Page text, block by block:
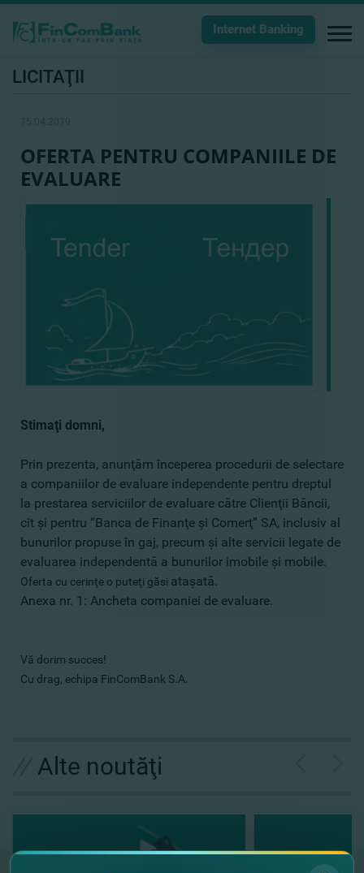
Internet Banking
LICITAŢII
15.04.2019
OFERTA PENTRU COMPANIILE DE
EVALUARE
Stimaţi domni,
Prin prezenta, anunţăm începerea procedurii de selectare
a companiilor de evaluare independente pentru dreptul
la prestarea serviciilor de evaluare către Clienţii Băncii,
cît şi pentru “Banca de Finanţe şi Comerţ” SA, inclusiv al
bunurilor propuse în gaj, precum şi alte servicii legate de
evaluarea independentă a bunurilor imobile şi mobile.
Oferta cu cerinţe o puteţi găsi ataşată.
Anexa nr. 1: Ancheta companiei de evaluare.
Vă dorim succes!
Cu drag, echipa FinComBank S.A.
Alte noutăţi